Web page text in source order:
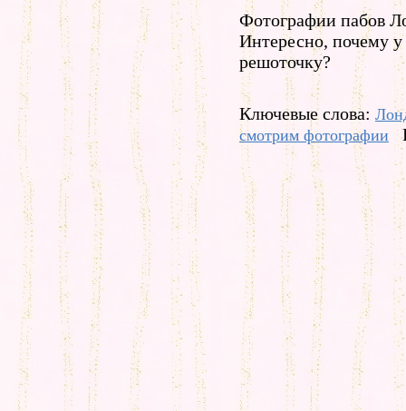
Фотографии пабов
Интересно, почему
решоточку?
Ключевые слова:
смотрим фотографии